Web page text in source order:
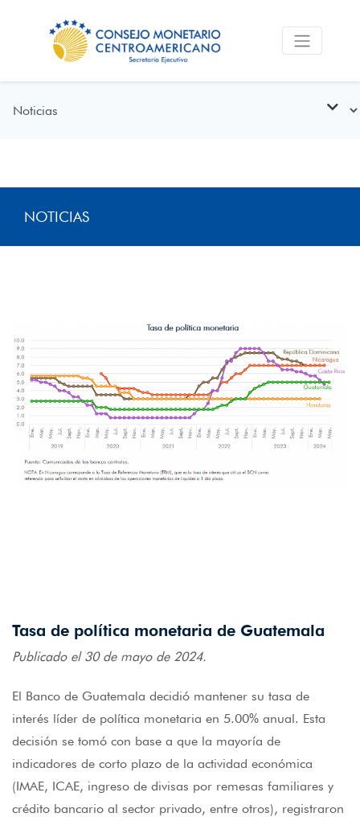
NOTICIAS
Tasa de política monetaria de Guatemala
Publicado el 30 de mayo de 2024.
El Banco de Guatemala decidió mantener su tasa de
interés líder de política monetaria en 5.00% anual. Esta
decisión se tomó con base a que la mayoría de
indicadores de corto plazo de la actividad económica
(IMAE, ICAE, ingreso de divisas por remesas familiares y
crédito bancario al sector privado, entre otros), registraron